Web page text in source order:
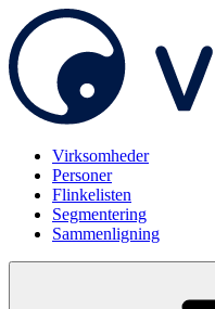
Virksomheder
Personer
Flinkelisten
Segmentering
Sammenligning